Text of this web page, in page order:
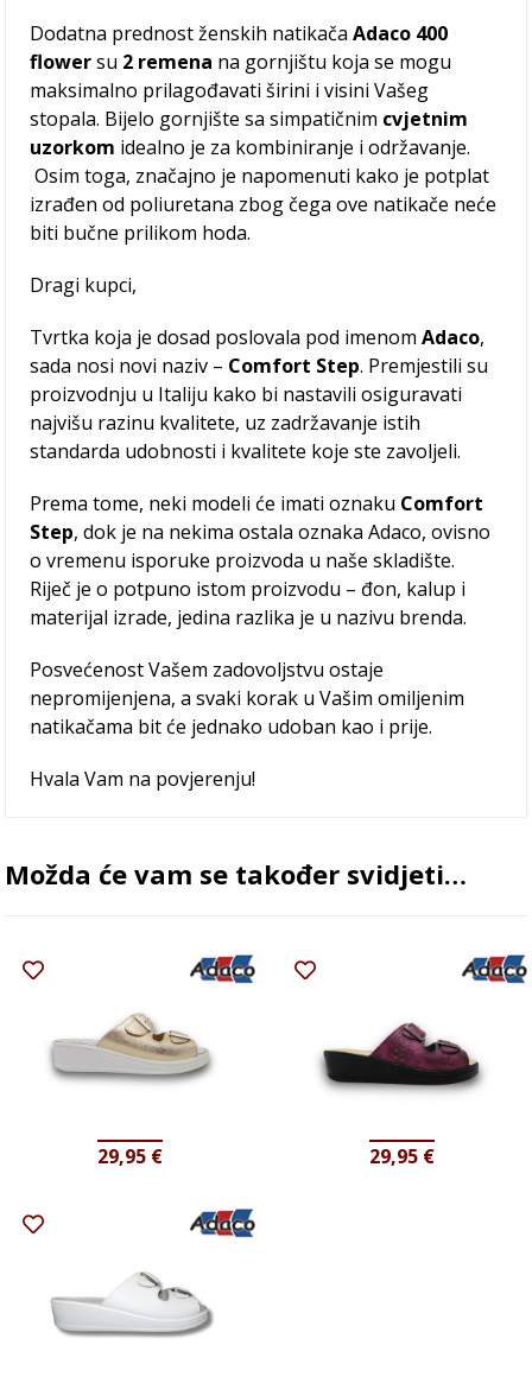
Dodatna prednost ženskih natikačaAdaco 400
flowersu 2 remena na gornjištu koja se mogu
maksimalno prilagođavati širini i visini Vašeg
stopala. Bijelo gornjište sa simpatičnim cvjetnim
uzorkom idealno je za kombiniranje i održavanje.
Osim toga, značajno je napomenuti kako je potplat
izrađen od poliuretana zbog čega ove natikače neće
biti bučne prilikom hoda.
Dragi kupci,
Tvrtka koja je dosad poslovala pod imenomAdaco,
sada nosi novi naziv – Comfort Step. Premjestili su
proizvodnju u Italiju kako bi nastavili osiguravati
najvišu razinu kvalitete, uz zadržavanje istih
standarda udobnosti i kvalitete koje ste zavoljeli.
Prema tome, neki modeli će imati oznaku Comfort
Step, dok je na nekima ostala oznaka Adaco, ovisno
o vremenu isporuke proizvoda u naše skladište.
Riječ je o potpuno istom proizvodu – đon, kalup i
materijal izrade, jedina razlika je u nazivu brenda.
Posvećenost Vašem zadovoljstvu ostaje
nepromijenjena, a svaki korak u Vašim omiljenim
natikačama bit će jednako udoban kao i prije.
Hvala Vam na povjerenju!
Možda će vam se također svidjeti…
29,95 € 29,95 €